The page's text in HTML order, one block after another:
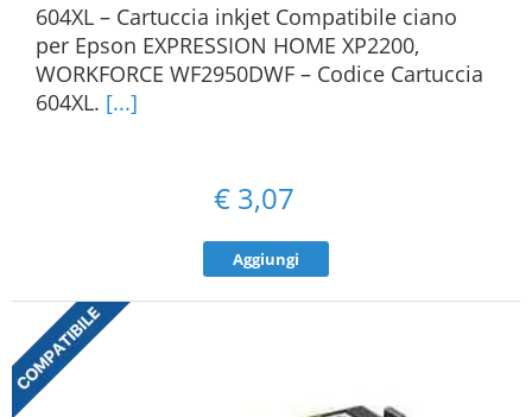
604XL – Cartuccia inkjet Compatibile ciano
per Epson EXPRESSION HOME XP2200,
WORKFORCE WF2950DWF – Codice Cartuccia
604XL. [...]
€ 3,07
Aggiungi